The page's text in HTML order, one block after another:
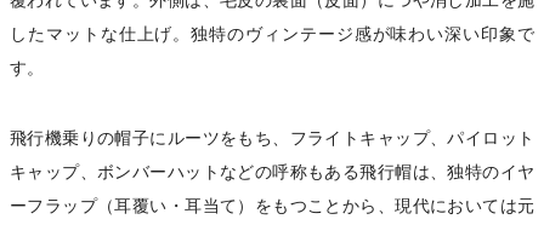
したマットな仕上げ。独特のヴィンテージ感が味わい深い印象で
す。
飛行機乗りの帽子にルーツをもち、フライトキャップ、パイロット
キャップ、ボンバーハットなどの呼称もある飛行帽は、独特のイヤ
ーフラップ（耳覆い・耳当て）をもつことから、現代においては元